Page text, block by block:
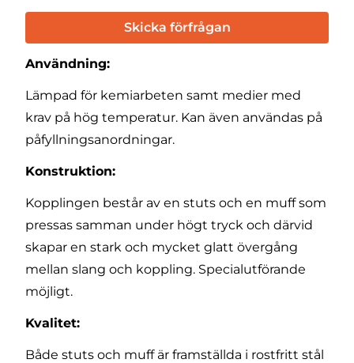
Skicka förfrågan
Användning:
Lämpad för kemiarbeten samt medier med
krav på hög temperatur. Kan även användas på
påfyllningsanordningar.
Konstruktion:
Kopplingen består av en stuts och en muff som
pressas samman under högt tryck och därvid
skapar en stark och mycket glatt övergång
mellan slang och koppling. Specialutförande
möjligt.
Kvalitet:
Både stuts och muff är framställda i rostfritt stål